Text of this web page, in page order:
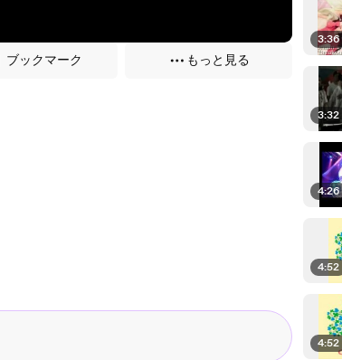
ブックマーク もっと見る
3:36
3:32
4:26
4:52
4:52